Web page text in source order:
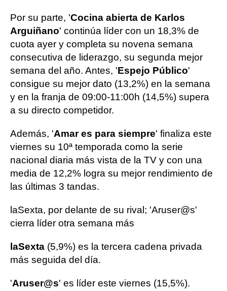
Por su parte, 'Cocina abierta de Karlos
Arguiñano' continúa líder con un 18,3% de
cuota ayer y completa su novena semana
consecutiva de liderazgo, su segunda mejor
semana del año. Antes, 'Espejo Público'
consigue su mejor dato (13,2%) en la semana
y en la franja de 09:00-11:00h (14,5%) supera
a su directo competidor.
Además, 'Amar es para siempre' finaliza este
viernes su 10ª temporada como la serie
nacional diaria más vista de la TV y con una
media de 12,2% logra su mejor rendimiento de
las últimas 3 tandas.
laSexta, por delante de su rival; 'Aruser@s'
cierra líder otra semana más
laSexta (5,9%) es la tercera cadena privada
más seguida del día.
'Aruser@s' es líder este viernes (15,5%).